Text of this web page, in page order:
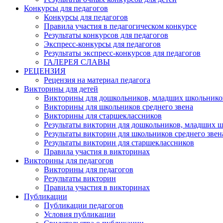
Конкурсы для педагогов
Конкурсы для педагогов
Правила участия в педагогическом конкурсе
Результаты конкурсов для педагогов
Экспресс-конкурсы для педагогов
Результаты экспресс-конкурсов для педагогов
ГАЛЕРЕЯ СЛАВЫ
РЕЦЕНЗИЯ
Рецензия на материал педагога
Викторины для детей
Викторины для дошкольников, младших
Викторины для школьников среднего звена
Викторины для старшеклассников
Результаты викторин для дошкольников, младших
Результаты викторин для школьников среднего
Результаты викторин для старшеклассников
Правила участия в викторинах
Викторины для педагогов
Викторины для педагогов
Результаты викторин
Правила участия в викторинах
Публикации
Публикации педагогов
Условия публикации